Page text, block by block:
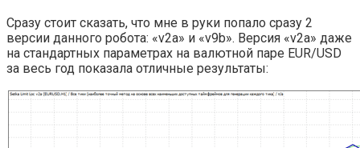
Сразу стоит сказать, что мне в руки попало сразу 2
версии данного робота: «v2a» и «v9b». Версия «v2a» даже
на стандартных параметрах на валютной паре EUR/USD
за весь год показала отличные результаты: